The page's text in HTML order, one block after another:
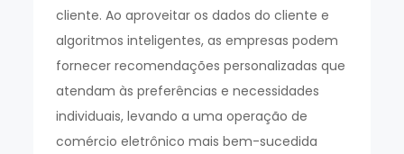
cliente. Ao aproveitar os dados do cliente e
algoritmos inteligentes, as empresas podem
fornecer recomendações personalizadas que
atendam às preferências e necessidades
individuais, levando a uma operação de
comércio eletrônico mais bem-sucedida